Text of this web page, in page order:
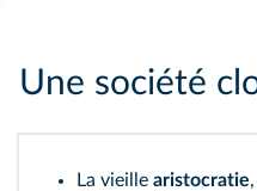
Une société
La vieille aristocratie